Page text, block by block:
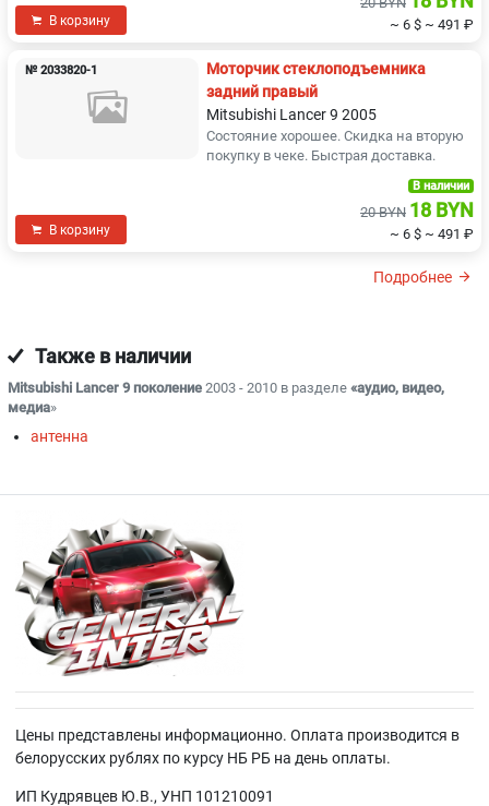
В корзину ~ 6 $ ~ 491 ₽
№ 2033820-1
Моторчик стеклоподъемника
задний правый
Mitsubishi Lancer 9 2005
Состояние хорошее. Скидка на вторую
покупку в чеке. Быстрая доставка.
В корзину
В наличии
20 BYN 18 BYN
~ 6 $ ~ 491 ₽
Подробнее
Также в наличии
Mitsubishi Lancer 9 поколение 2003 - 2010 в разделе «аудио, видео,
медиа»
антенна
Цены представлены информационно. Оплата производится в
белорусских рублях по курсу НБ РБ на день оплаты.
ИП Кудрявцев Ю.В., УНП 101210091